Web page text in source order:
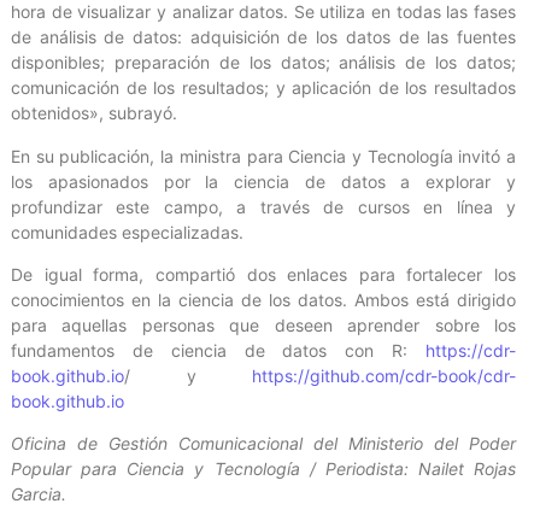
hora de visualizar y analizar datos. Se utiliza en todas las fases
de análisis de datos: adquisición de los datos de las fuentes
disponibles; preparación de los datos; análisis de los datos;
comunicación de los resultados; y aplicación de los resultados
obtenidos», subrayó.
En su publicación, la ministra para Ciencia y Tecnología invitó a
los apasionados por la ciencia de datos a explorar y
profundizar este campo, a través de cursos en línea y
comunidades especializadas.
De igual forma, compartió dos enlaces para fortalecer los
conocimientos en la ciencia de los datos. Ambos está dirigido
para aquellas personas que deseen aprender sobre los
fundamentos de ciencia de datos con R: https://cdr-
book.github.io/ y https://github.com/cdr-book/cdr-
book.github.io
Oficina de Gestión Comunicacional del Ministerio del Poder
Popular para Ciencia y Tecnología / Periodista: Nailet Rojas
Garcia.